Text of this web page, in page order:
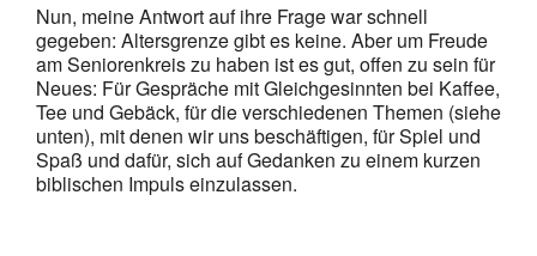
Nun, meine Antwort auf ihre Frage war schnell
gegeben: Altersgrenze gibt es keine. Aber um Freude
am Seniorenkreis zu haben ist es gut, offen zu sein für
Neues: Für Gespräche mit Gleichgesinnten bei Kaffee,
Tee und Gebäck, für die verschiedenen Themen (siehe
unten), mit denen wir uns beschäftigen, für Spiel und
Spaß und dafür, sich auf Gedanken zu einem kurzen
biblischen Impuls einzulassen.